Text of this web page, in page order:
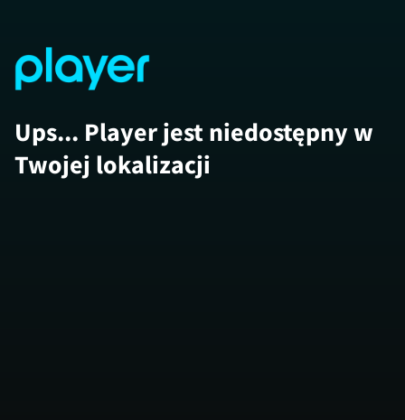
Ups... Player jest niedostępny w
Twojej lokalizacji